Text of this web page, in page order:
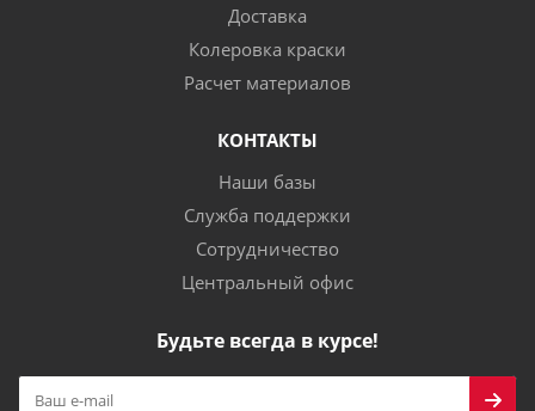
Доставка
Колеровка краски
Расчет материалов
КОНТАКТЫ
Наши базы
Служба поддержки
Сотрудничество
Центральный офис
Будьте всегда в курсе!